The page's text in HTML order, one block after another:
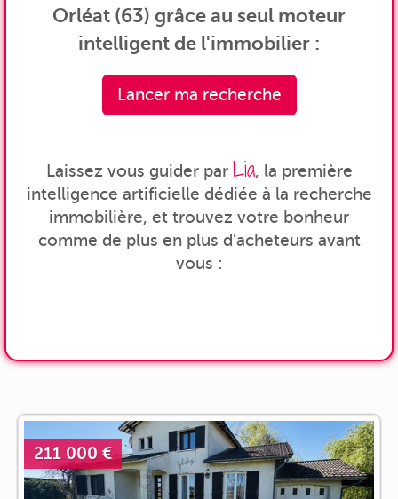
Orléat (63) grâce au seul moteur
intelligent de l'immobilier :
Lancer ma recherche
Laissez vous guider par Lia, la première
intelligence artificielle dédiée à la recherche
immobilière, et trouvez votre bonheur
comme de plus en plus d'acheteurs avant
vous :
211 000 €